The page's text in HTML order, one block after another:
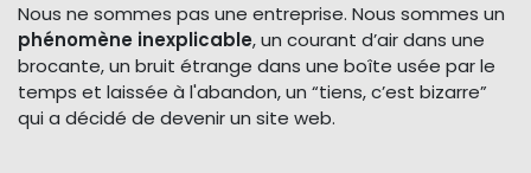
Nous ne sommes pas une entreprise. Nous sommes un
phénomène inexplicable, un courant d’air dans une
brocante, un bruit étrange dans une boîte usée par le
temps et laissée à l'abandon, un “tiens, c’est bizarre”
qui a décidé de devenir un site web.